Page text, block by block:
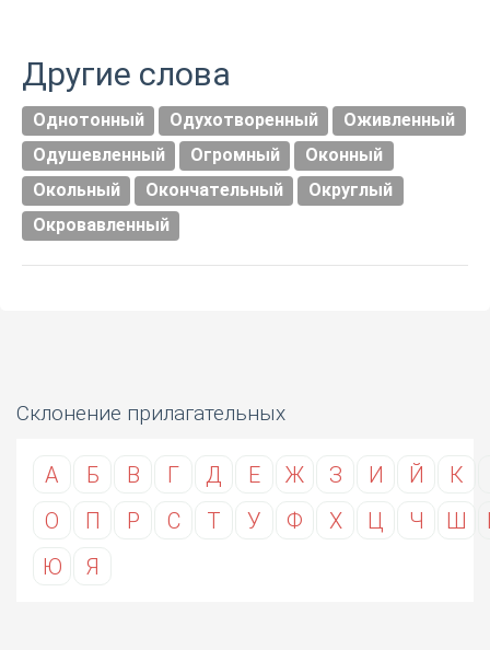
Другие слова
Однотонный Одухотворенный
Оживленный
Одушевленный
Огромный
Оконный
Окольный
Окончательный
Округлый
Окровавленный
Склонение прилагательных
А Б В Г Д Е Ж З И Й К
О
П Р С Т У Ф Х Ц Ч Ш
Ю
Я